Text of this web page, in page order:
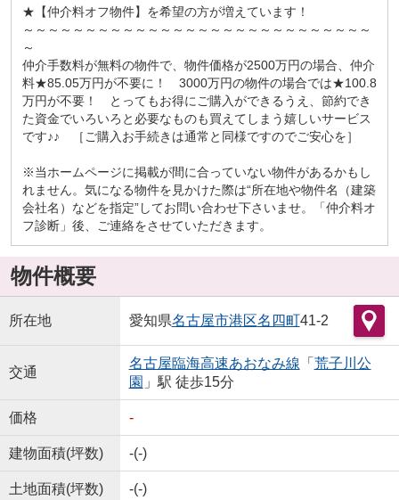
★【仲介料オフ物件】を希望の方が増えています！
～～～～～～～～～～～～～～～～～～～～～～～～～～～～
～
仲介手数料が無料の物件で、物件価格が2500万円の場合、仲介
料★85.05万円が不要に！ 3000万円の物件の場合では★100.8
万円が不要！ とってもお得にご購入ができるうえ、節約でき
た資金でいろいろと必要なものも買えてしまう嬉しいサービス
です♪♪ ［ご購入お手続きは通常と同様ですのでご安心を］
※当ホームページに掲載が間に合っていない物件があるかもし
れません。気になる物件を見かけた際は“所在地や物件名（建築
会社名）などを指定”してお問い合わせ下さいませ。「仲介料オ
フ診断」後、ご連絡をさせていただきます。
物件概要
所在地 愛知県名古屋市港区名四町41-2
交通
名古屋臨海高速あおなみ線 「 荒子川公
園 」駅 徒歩15分
価格 -
建物面積(坪数) -(-)
土地面積(坪数) -(-)